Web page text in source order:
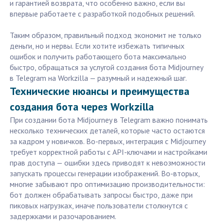
и гарантией возврата, что особенно важно, если вы
впервые работаете с разработкой подобных решений.
Таким образом, правильный подход экономит не только
деньги, но и нервы. Если хотите избежать типичных
ошибок и получить работающего бота максимально
быстро, обращаться за услугой создания бота Midjourney
в Telegram на Workzilla — разумный и надежный шаг.
Технические нюансы и преимущества
создания бота через Workzilla
При создании бота Midjourney в Telegram важно понимать
несколько технических деталей, которые часто остаются
за кадром у новичков. Во-первых, интеграция с Midjourney
требует корректной работы с API-ключами и настройками
прав доступа — ошибки здесь приводят к невозможности
запускать процессы генерации изображений. Во-вторых,
многие забывают про оптимизацию производительности:
бот должен обрабатывать запросы быстро, даже при
пиковых нагрузках, иначе пользователи столкнутся с
задержками и разочарованием.